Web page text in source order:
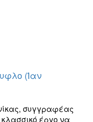
(Ίαν
συγγραφέας
έργο να